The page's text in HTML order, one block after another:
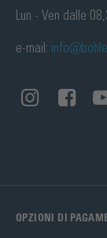
Lun - Ven dalle
e-mail:
OPZIONI DI